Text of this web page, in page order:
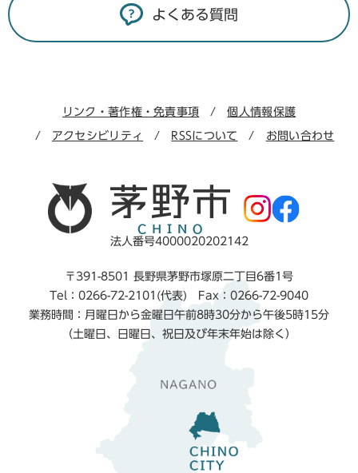
よくある質問
リンク・著作権・免責事項 個人情報保護
アクセシビリティ RSSについて お問い合わせ
法人番号4000020202142
〒391-8501 長野県茅野市塚原二丁目6番1号
Tel：0266-72-2101(代表) Fax：0266-72-9040
業務時間：月曜日から金曜日午前8時30分から午後5時15分
（土曜日、日曜日、祝日及び年末年始は除く）